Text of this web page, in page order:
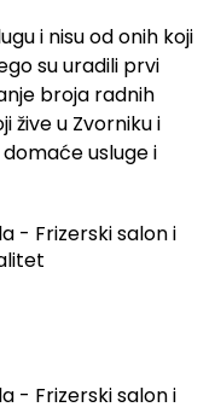
i nisu od onih koji
su uradili prvi
broja radnih
žive u Zvorniku i
usluge i